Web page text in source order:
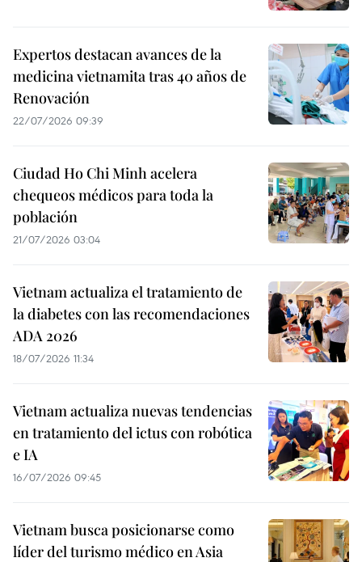
Expertos destacan avances de la
medicina vietnamita tras 40 años de
Renovación
22/07/2026 09:39
Ciudad Ho Chi Minh acelera
chequeos médicos para toda la
población
21/07/2026 03:04
Vietnam actualiza el tratamiento de
la diabetes con las recomendaciones
ADA 2026
18/07/2026 11:34
Vietnam actualiza nuevas tendencias
en tratamiento del ictus con robótica
e IA
16/07/2026 09:45
Vietnam busca posicionarse como
líder del turismo médico en Asia